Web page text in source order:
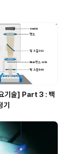
기술] Part 3 : 백